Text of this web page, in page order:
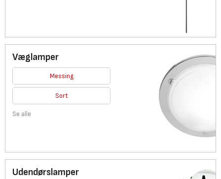
Væglamper
Messing
Sort
Se alle
Udendørslamper